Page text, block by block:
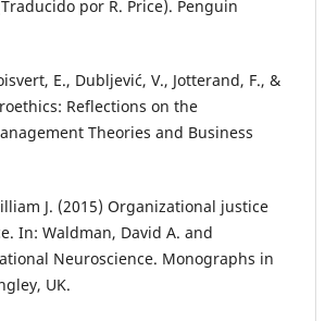
por R. Price). Penguin
E., Dubljević, V., Jotterand, F., &
Reflections on the
Theories and Business
J. (2015) Organizational justice
In: Waldman, David A. and
Neuroscience. Monographs in
UK.